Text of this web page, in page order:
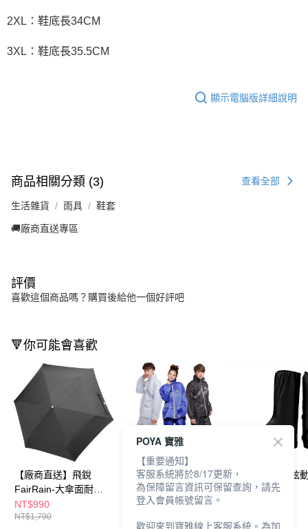
2XL：鞋底長34CM
3XL：鞋底長35.5CM
顯示電腦版詳細說明
商品相關分類 (3) 查看全部
生活雜貨 雨具 鞋套
🚚廠商直送專區
評價
喜歡這個商品嗎？購買後給他一個好評吧
🔻你可能會喜歡
【廠商直送】飛銳
FairRain-大傘面耐風
傘-熊漂丿
NT$990
NT$1,790
【廠商直送】飛銳
FairRain-新幹線時尚
風雨衣第二代
NT$1,200
【廠商直送】炫
防雨鞋套
POYA 寶雅
【重要通知】
客服系統將於8/17更新，
為保障留言資訊可保留查詢，請先
登入會員帳號留言。
歡迎來到寶雅線上客服系統。為加